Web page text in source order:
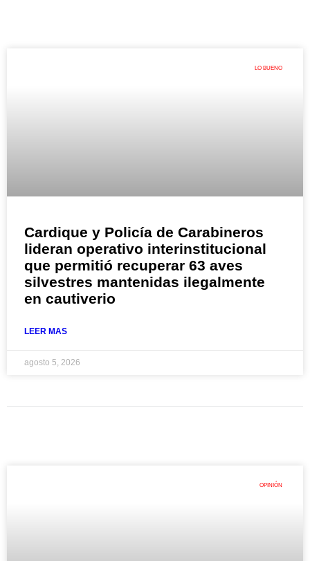
LO BUENO
Cardique y Policía de Carabineros
lideran operativo interinstitucional
que permitió recuperar 63 aves
silvestres mantenidas ilegalmente
en cautiverio
LEER MAS
agosto 5, 2026
OPINIÓN